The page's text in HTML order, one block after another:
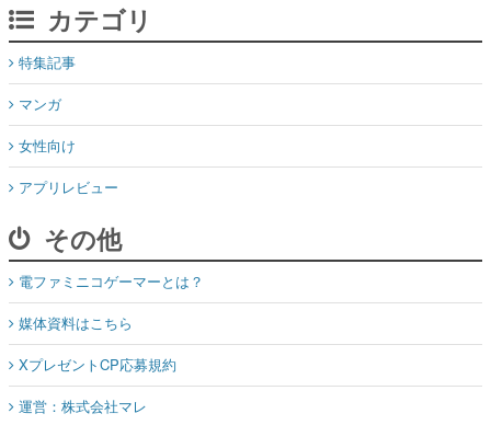
カテゴリ
特集記事
マンガ
女性向け
アプリレビュー
その他
電ファミニコゲーマーとは？
媒体資料はこちら
XプレゼントCP応募規約
運営：株式会社マレ